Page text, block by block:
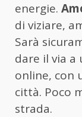
energie.
di viziare,
Sarà
dare il via a
online, con
città. Poco
strada.